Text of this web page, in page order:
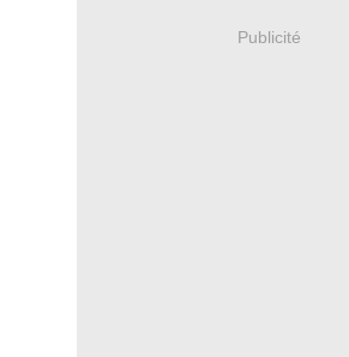
Publicité